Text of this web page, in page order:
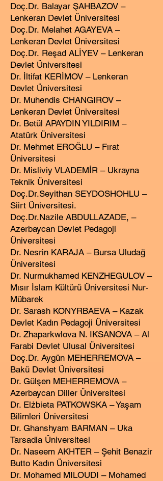
Doç.Dr. Balayar ŞAHBAZOV –
Lenkeran Devlet Üniversitesi
Doç.Dr. Melahet AGAYEVA –
Lenkeran Devlet Üniversitesi
Doç.Dr. Reşad ALİYEV – Lenkeran
Devlet Üniversitesi
Dr. İltifat KERİMOV – Lenkeran
Devlet Üniversitesi
Dr. Muhendis CHANGIROV –
Lenkeran Devlet Üniversitesi
Dr. Betül APAYDIN ​​YILDIRIM –
Atatürk Üniversitesi
Dr. Mehmet EROĞLU – Fırat
Üniversitesi
Dr. Misliviy VLADEMİR – Ukrayna
Teknik Üniversitesi
Doç.Dr.Seyithan SEYDOSHOHLU –
Siirt Üniversitesi.
Doç.Dr.Nazile ABDULLAZADE, –
Azerbaycan Devlet Pedagoji
Üniversitesi
Dr. Nesrin KARAJA – Bursa Uludağ
Üniversitesi
Dr. Nurmukhamed KENZHEGULOV –
Mısır İslam Kültürü Üniversitesi Nur-
Mübarek
Dr. Sarash KONYRBAEVA – Kazak
Devlet Kadın Pedagoji Üniversitesi
Dr. Zhaparkwlova N. IKSANOVA – Al
Farabi Devlet Ulusal Üniversitesi
Doç.Dr. Aygün MEHERREMOVA –
Bakü Devlet Üniversitesi
Dr. Gülşen MEHERREMOVA –
Azerbaycan Diller Üniversitesi
Dr. Elżbieta PATKOWSKA – Yaşam
Bilimleri Üniversitesi
Dr. Ghanshyam BARMAN – Uka
Tarsadia Üniversitesi
Dr. Naseem AKHTER – Şehit Benazir
Butto Kadın Üniversitesi
Dr. Mohamed MILOUDI – Mohamed